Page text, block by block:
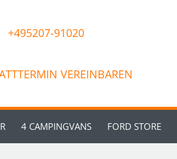
+495207-91020
VEREINBAREN
4 CAMPINGVANS FORD STORE